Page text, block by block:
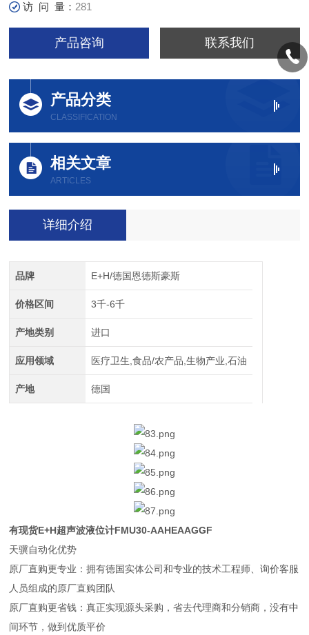
访 问 量： 281
产品咨询 联系我们
产品分类
CLASSIFICATION
相关文章
ARTICLES
详细介绍
品牌 E+H/德国恩德斯豪斯
价格区间 3千-6千
产地类别 进口
应用领域 医疗卫生,食品/农产品,生物产业,石油
产地 德国
有现货E+H超声波液位计FMU30-AAHEAAGGF
天骥自动化优势
原厂直购更专业：拥有德国实体公司和专业的技术工程师、询价客服
人员组成的原厂直购团队
原厂直购更省钱：真正实现源头采购，省去代理商和分销商，没有中
间环节，做到优质平价